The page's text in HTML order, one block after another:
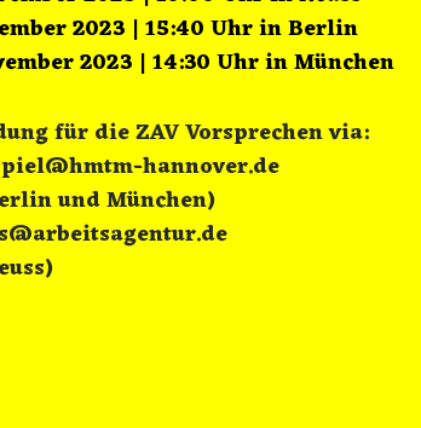
2023 | 15:40 Uhr in Berlin
2023 | 14:30 Uhr in München
für die ZAV Vorsprechen via:
hannover.de
und München)